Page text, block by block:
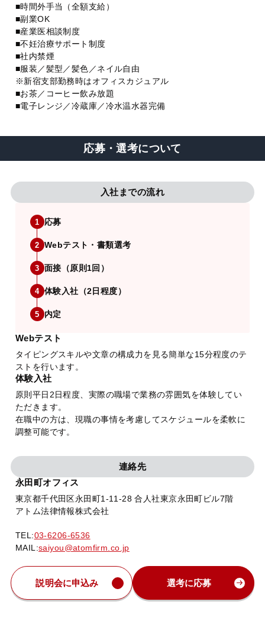
■時間外手当（全額支給）
■副業OK
■産業医相談制度
■不妊治療サポート制度
■社内禁煙
■服装／髪型／髪色／ネイル自由
※新宿支部勤務時はオフィスカジュアル
■お茶／コーヒー飲み放題
■電子レンジ／冷蔵庫／冷水温水器完備
応募・選考について
入社までの流れ
1 応募
2 Webテスト・書類選考
3 面接（原則1回）
4 体験入社（2日程度）
5 内定
Webテスト
タイピングスキルや文章の構成力を見る簡単な15分程度のテ
ストを行います。
体験入社
原則平日2日程度、実際の職場で業務の雰囲気を体験してい
ただきます。
在職中の方は、現職の事情を考慮してスケジュールを柔軟に
調整可能です。
連絡先
永田町オフィス
東京都千代田区永田町1-11-28 合人社東京永田町ビル7階
アトム法律情報株式会社
TEL:03-6206-6536
MAIL:saiyou@atomfirm.co.jp
説明会に申込み 選考に応募